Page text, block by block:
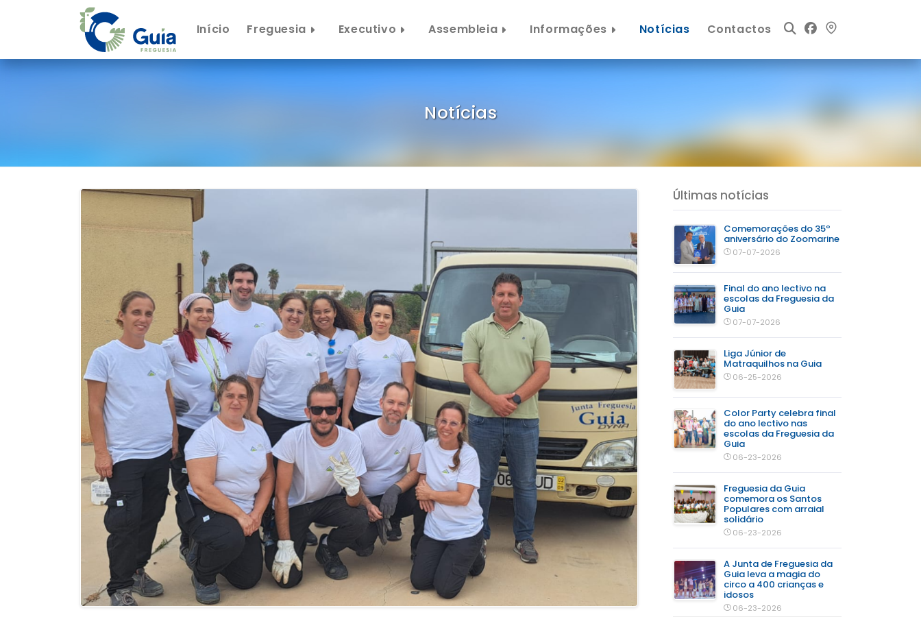
Início Freguesia Executivo Assembleia Informações Notícias Contactos
Notícias
Últimas notícias
Comemorações do 35º
aniversário do Zoomarine
07-07-2026
Final do ano lectivo na
escolas da Freguesia da
Guia
07-07-2026
Liga Júnior de
Matraquilhos na Guia
06-25-2026
Color Party celebra final
do ano lectivo nas
escolas da Freguesia da
Guia
06-23-2026
Freguesia da Guia
comemora os Santos
Populares com arraial
solidário
06-23-2026
A Junta de Freguesia da
Guia leva a magia do
circo a 400 crianças e
idosos
06-23-2026